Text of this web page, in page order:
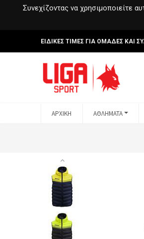
Συνεχίζοντας να χρησιμοποιείτε
ΕΙΔΙΚΕΣ ΤΙΜΕΣ ΓΙΑ ΟΜΑΔΕΣ ΚΑΙ
ΑΡΧΙΚΗ ΑΘΛΗΜΑΤΑ